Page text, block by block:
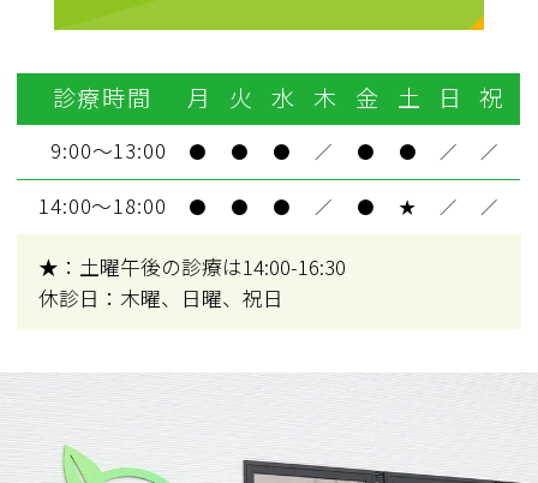
診療時間 月 火 水 木 金 土 日 祝
9:00～13:00 ● ● ● ／ ● ● ／ ／
14:00～18:00 ● ● ● ／ ● ★ ／ ／
★：土曜午後の診療は14:00-16:30
休診日：木曜、日曜、祝日